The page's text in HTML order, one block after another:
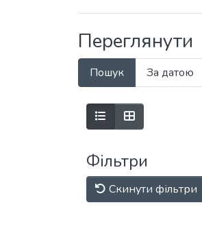
Переглянути
Пошук За датою
Фільтри
Скинути фільтри